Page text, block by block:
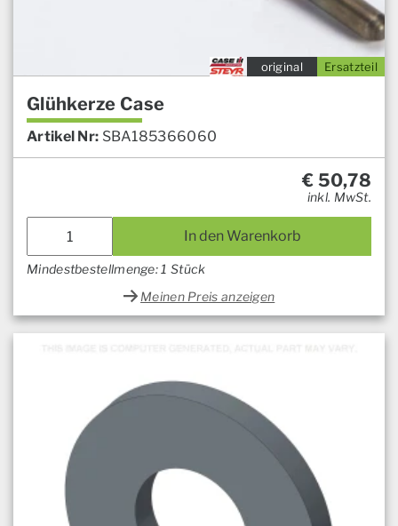
Ersatzteil
original
Glühkerze Case
Artikel Nr: SBA185366060
€ 50,78
inkl. MwSt.
In den Warenkorb
Mindestbestellmenge: 1 Stück
Meinen Preis anzeigen